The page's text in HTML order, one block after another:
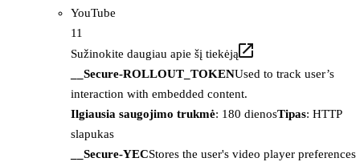
YouTube
11
Sužinokite daugiau apie šį tiekėją
__Secure-ROLLOUT_TOKENUsed to track user’s
interaction with embedded content.
Ilgiausia saugojimo trukmė: 180 dienosTipas: HTTP
slapukas
__Secure-YECStores the user's video player preferences